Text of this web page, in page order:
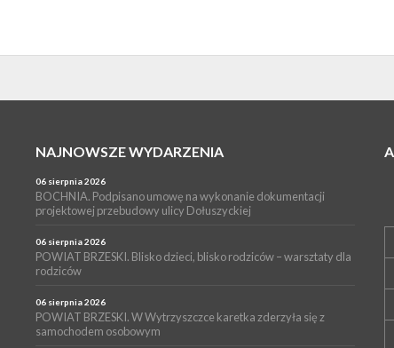
NAJNOWSZE WYDARZENIA
06 sierpnia 2026
BOCHNIA. Podpisano umowę na wykonanie dokumentacji
projektowej przebudowy ulicy Dołuszyckiej
06 sierpnia 2026
POWIAT BRZESKI. Blisko dzieci, blisko rodziców – warsztaty dla
rodziców
06 sierpnia 2026
POWIAT BRZESKI. W Wytrzyszczce karetka zderzyła się z
samochodem osobowym